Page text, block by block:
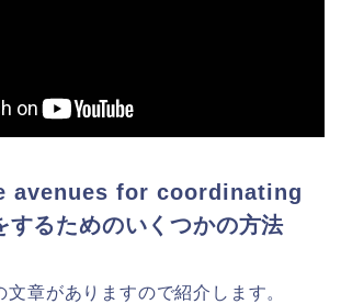
avenues for coordinating
するためのいくつかの方法
章がありますので紹介します。